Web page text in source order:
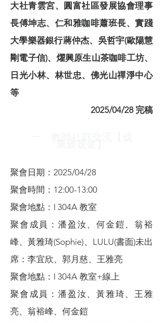
大社青雲宮、圓富社區發展協會理事
長傅坤志、仁和雅咖啡蕭班長、實踐
大學樂器銀行蔣仲杰、吳哲宇(歐陽慧
剛電子信)、燿興原生山茶咖啡工坊、
日光小林、林世忠、佛光山禪淨中心
等
2025/04/28 完稿
聚會日期：2025/04/28
聚會時間：12:00-13:00
聚會地點：I 304A 教室
聚會成員：潘盈汝、何金鎧、翁裕
峰、黃雅琦(Sophie)、LULU(書面)未出
席：李宜欣、郭月慈、王雅亮
聚會地點：I 304A 教室+線上
聚會成員：潘盈汝、黃雅琦、王雅
亮、翁裕峰、何金鎧